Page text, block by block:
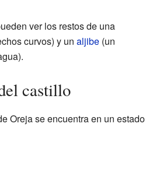
ver los restos de una
curvos) y un aljibe (un
castillo
Oreja se encuentra en un estado